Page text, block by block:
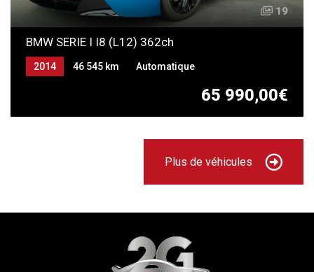
19
BMW SERIE I I8 (L12) 362ch
65 990,00€
2014 46 545 km Automatique
Plus de véhicules